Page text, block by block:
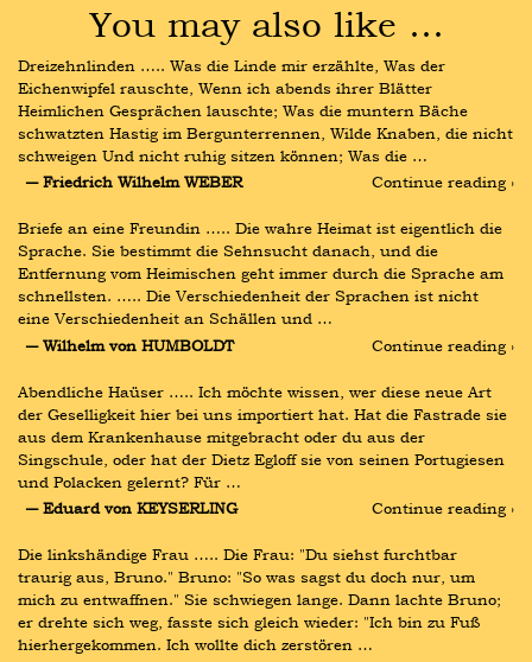
You may also like …
Dreizehnlinden ….. Was die Linde mir erzählte, Was der
Eichenwipfel rauschte, Wenn ich abends ihrer Blätter
Heimlichen Gesprächen lauschte; Was die muntern Bäche
schwatzten Hastig im Bergunterrennen, Wilde Knaben, die nicht
schweigen Und nicht ruhig sitzen können; Was die …
― Friedrich Wilhelm WEBER
Continue reading ›
Briefe an eine Freundin ….. Die wahre Heimat ist eigentlich die
Sprache. Sie bestimmt die Sehnsucht danach, und die
Entfernung vom Heimischen geht immer durch die Sprache am
schnellsten. ….. Die Verschiedenheit der Sprachen ist nicht
eine Verschiedenheit an Schällen und …
― Wilhelm von HUMBOLDT
Continue reading ›
Abendliche Haüser ….. Ich möchte wissen, wer diese neue Art
der Geselligkeit hier bei uns importiert hat. Hat die Fastrade sie
aus dem Krankenhause mitgebracht oder du aus der
Singschule, oder hat der Dietz Egloff sie von seinen Portugiesen
und Polacken gelernt? Für …
― Eduard von KEYSERLING
Continue reading ›
Die linkshändige Frau ….. Die Frau: "Du siehst furchtbar
traurig aus, Bruno." Bruno: "So was sagst du doch nur, um
mich zu entwaffnen." Sie schwiegen lange. Dann lachte Bruno;
er drehte sich weg, fasste sich gleich wieder: "Ich bin zu Fuß
hierhergekommen. Ich wollte dich zerstören …